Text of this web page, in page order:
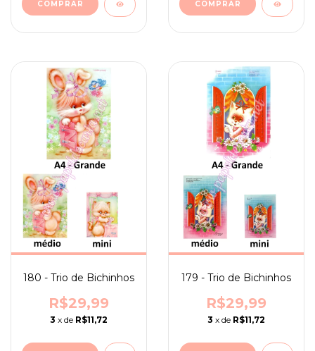
180 - Trio de Bichinhos
R$29,99
3 x de R$11,72
179 - Trio de Bichinhos
R$29,99
3 x de R$11,72